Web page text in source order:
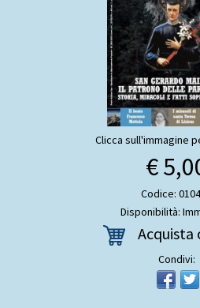
Clicca sull'immagine
€
Codice:
Disponibilità:
Acquista
Condivi: